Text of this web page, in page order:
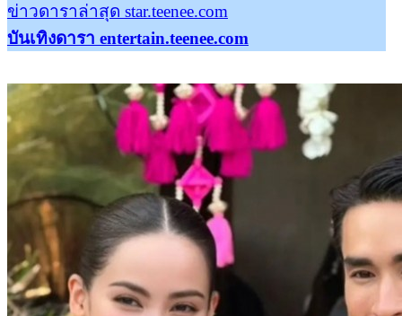
ข่าวดาราล่าสุด star.teenee.com
บันเทิงดารา entertain.teenee.com